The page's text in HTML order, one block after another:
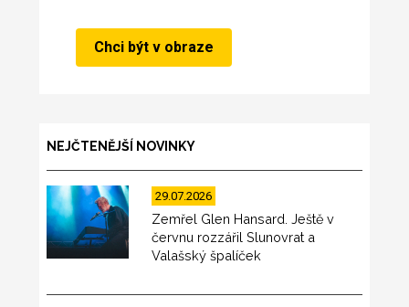
NEJČTENĚJŠÍ NOVINKY
29.07.2026
Zemřel Glen Hansard. Ještě v
červnu rozzářil Slunovrat a
Valašský špalíček